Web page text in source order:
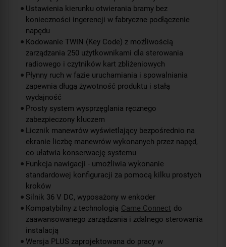
Ustawienia kierunku otwierania bramy bez
konieczności ingerencji w fabryczne podłączenie
napędu
Kodowanie TWIN (Key Code) z możliwością
zarządzania 250 użytkownikami dla sterowania
radiowego i czytników kart zbliżeniowych
Płynny ruch w fazie uruchamiania i spowalniania
zapewnia długą żywotność produktu i stałą
wydajność
Prosty system wysprzęglania ręcznego
zabezpieczony kluczem
Licznik manewrów wyświetlający bezpośrednio na
ekranie liczbę manewrów wykonanych przez napęd,
co ułatwia konserwację systemu
Funkcja nawigacji - umożliwia wykonanie
standardowej konfiguracji za pomocą kilku prostych
kroków
Silnik 36 V DC, wyposażony w enkoder
Kompatybilny z technologią Came Connect do
zaawansowanego zarządzania i zdalnego sterowania
instalacją
Wersja PLUS zaprojektowana do pracy w